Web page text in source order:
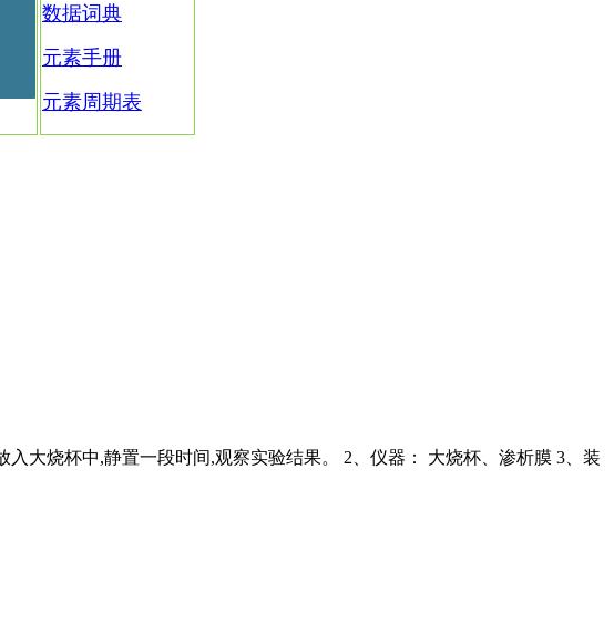
数据词典
元素手册
元素周期表
大烧杯中,静置一段时间,观察实验结果。 2、仪器： 大烧杯、渗析膜 3、装